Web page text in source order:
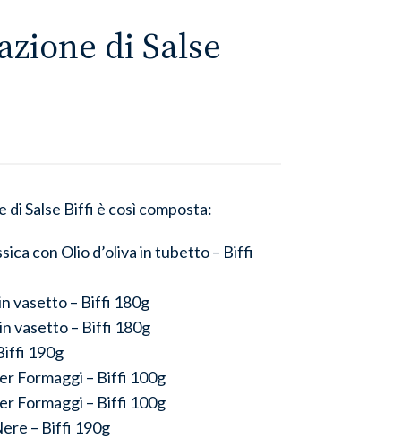
di Salse
di Salse Biffi è così composta:
con Olio d’oliva in tubetto – Biffi
vasetto – Biffi 180g
vasetto – Biffi 180g
190g
Formaggi – Biffi 100g
Formaggi – Biffi 100g
– Biffi 190g